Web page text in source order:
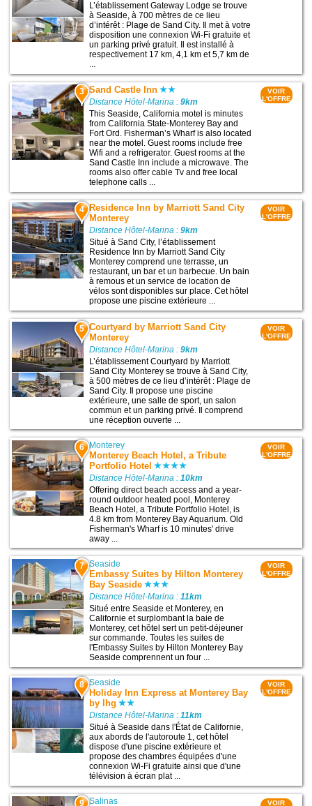
L’établissement Gateway Lodge se trouve
à Seaside, à 700 mètres de ce lieu
d’intérêt : Plage de Sand City. Il met à votre
disposition une connexion Wi-Fi gratuite et
un parking privé gratuit. Il est installé à
respectivement 17 km, 4,1 km et 5,7 km de
...
3 Sand Castle Inn
Distance Hôtel-Marina :9km
This Seaside, California motel is minutes
from California State-Monterey Bay and
Fort Ord. Fisherman’s Wharf is also located
near the motel. Guest rooms include free
Wifi and a refrigerator. Guest rooms at the
Sand Castle Inn include a microwave. The
rooms also offer cable Tv and free local
telephone calls ...
VOIR
L'OFFRE
4 Residence Inn by Marriott Sand City
Monterey
Distance Hôtel-Marina :9km
Situé à Sand City, l’établissement
Residence Inn by Marriott Sand City
Monterey comprend une terrasse, un
restaurant, un bar et un barbecue. Un bain
à remous et un service de location de
vélos sont disponibles sur place. Cet hôtel
propose une piscine extérieure ...
VOIR
L'OFFRE
5 Courtyard by Marriott Sand City
Monterey
Distance Hôtel-Marina :9km
L’établissement Courtyard by Marriott
Sand City Monterey se trouve à Sand City,
à 500 mètres de ce lieu d’intérêt : Plage de
Sand City. Il propose une piscine
extérieure, une salle de sport, un salon
commun et un parking privé. Il comprend
une réception ouverte ...
VOIR
L'OFFRE
6 Monterey
Monterey Beach Hotel, a Tribute
Portfolio Hotel
Distance Hôtel-Marina :10km
Offering direct beach access and a year-
round outdoor heated pool, Monterey
Beach Hotel, a Tribute Portfolio Hotel, is
4.8 km from Monterey Bay Aquarium. Old
Fisherman's Wharf is 10 minutes' drive
away ...
VOIR
L'OFFRE
7 Seaside
Embassy Suites by Hilton Monterey
Bay Seaside
Distance Hôtel-Marina :11km
Situé entre Seaside et Monterey, en
Californie et surplombant la baie de
Monterey, cet hôtel sert un petit-déjeuner
sur commande. Toutes les suites de
l'Embassy Suites by Hilton Monterey Bay
Seaside comprennent un four ...
VOIR
L'OFFRE
8 Seaside
Holiday Inn Express at Monterey Bay
by Ihg
Distance Hôtel-Marina :11km
Situé à Seaside dans l'État de Californie,
aux abords de l'autoroute 1, cet hôtel
dispose d'une piscine extérieure et
propose des chambres équipées d'une
connexion Wi-Fi gratuite ainsi que d'une
télévision à écran plat ...
VOIR
L'OFFRE
9 Salinas VOIR